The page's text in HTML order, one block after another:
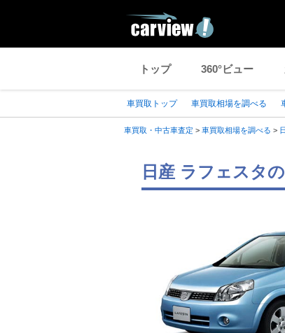
トップ 360°ビュー
車買取トップ 車買取相場を調べる
車買取・中古車査定 > 車買取相場を調べる >
日産 ラフェスタ